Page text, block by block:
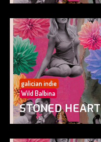
galician indie
Wild Balbina
STONED HEART